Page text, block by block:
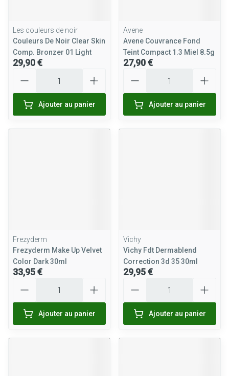
Les couleurs de noir
Couleurs De Noir Clear Skin
Comp. Bronzer 01 Light
29,90 €
Ajouter au panier
Avene
Avene Couvrance Fond
Teint Compact 1.3 Miel 8.5g
27,90 €
Ajouter au panier
Frezyderm
Frezyderm Make Up Velvet
Color Dark 30ml
33,95 €
Ajouter au panier
Vichy
Vichy Fdt Dermablend
Correction 3d 35 30ml
29,95 €
Ajouter au panier